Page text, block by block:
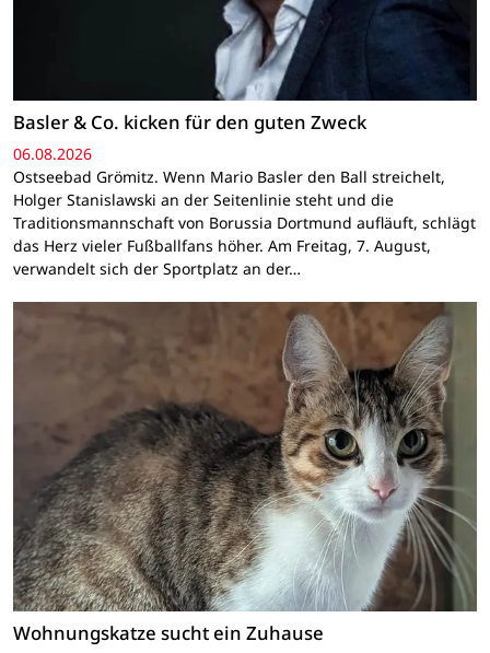
Basler & Co. kicken für den guten Zweck
06.08.2026
Ostseebad Grömitz. Wenn Mario Basler den Ball streichelt,
Holger Stanislawski an der Seitenlinie steht und die
Traditionsmannschaft von Borussia Dortmund aufläuft, schlägt
das Herz vieler Fußballfans höher. Am Freitag, 7. August,
verwandelt sich der Sportplatz an der…
Wohnungskatze sucht ein Zuhause